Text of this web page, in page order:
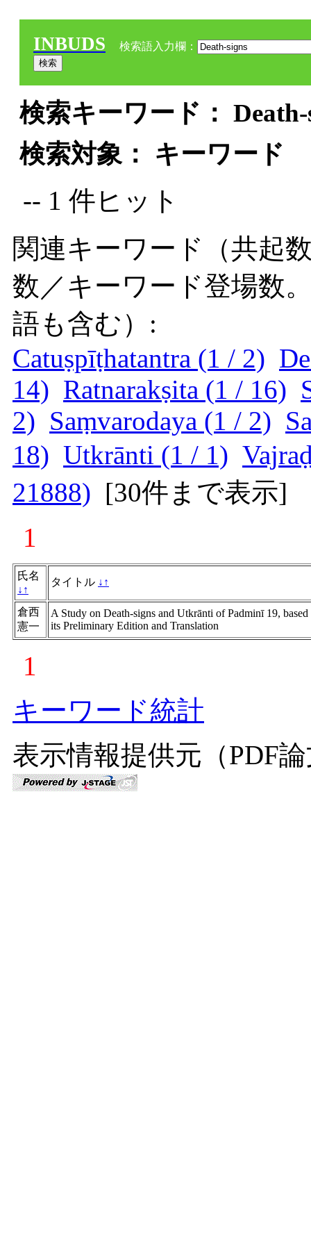
INBUDS 検索語入力欄：
検索キーワード： Death-
検索対象： キーワード
-- 1 件ヒット
関連キーワード（共起
数／キーワード登場数
語も含む）:
Catuṣpīṭhatantra (1 / 2)
14) Ratnarakṣita (1 / 16)
2) Saṃvarodaya (1 / 2)
18) Utkrānti (1 / 1)
21888) [30件まで表示]
1
氏名
↓ ↑
タイトル ↓ ↑
倉西
憲一
A Study on Death-signs and Utkrānti of Padminī 19, based
its Preliminary Edition and Translation
1
キーワード統計
表示情報提供元（PDF